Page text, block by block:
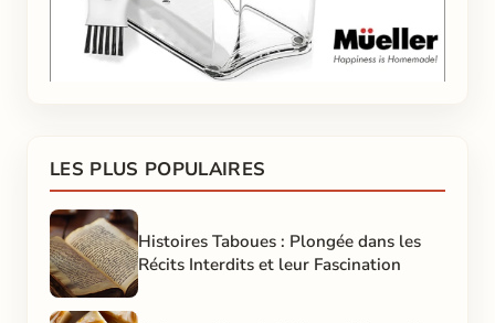
LES PLUS POPULAIRES
Histoires Taboues : Plongée dans les
Récits Interdits et leur Fascination